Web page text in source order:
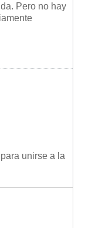
Pero no hay
para unirse a la